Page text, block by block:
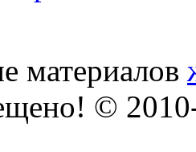
материалов
©